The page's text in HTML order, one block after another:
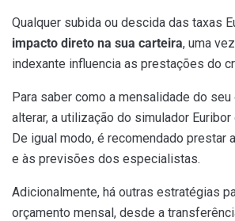
Qualquer subida ou descida das taxas
impacto direto na sua carteira, uma
indexante influencia as prestações do
Para saber como a mensalidade do
alterar, a utilização do simulador Euribor
De igual modo, é recomendado prestar
e às previsões dos especialistas.
Adicionalmente, há outras estratégias
orçamento mensal, desde a